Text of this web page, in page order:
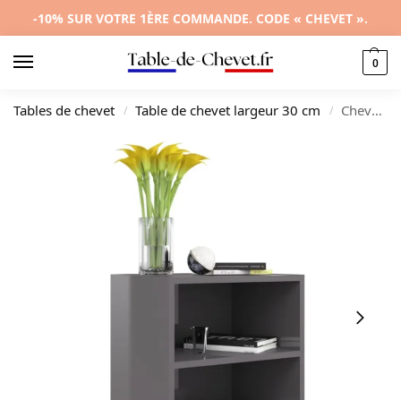
-10% SUR VOTRE 1ÈRE COMMANDE. CODE « CHEVET ».
0
Tables de chevet / Table de chevet largeur 30 cm / Chevet bois gris design scandinave compact, 40x30x50cm